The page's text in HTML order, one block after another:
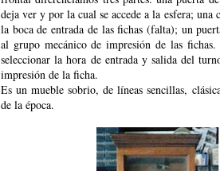
deja ver y por la cual se accede a la esfera;
la boca de entrada de las fichas (falta); un
al grupo mecánico de impresión de las
seleccionar la hora de entrada y salida del
impresión de la ficha.
Es un mueble sobrio, de líneas sencillas,
de la época.